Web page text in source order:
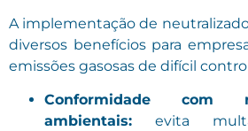
A implementação de
diversos benefícios para
emissões gasosas de difícil
Conformidade com
ambientais: evita